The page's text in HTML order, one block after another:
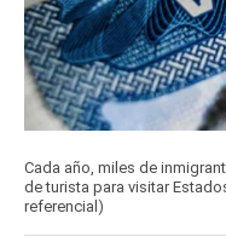
Cada año, miles de
de turista para visitar
referencial)